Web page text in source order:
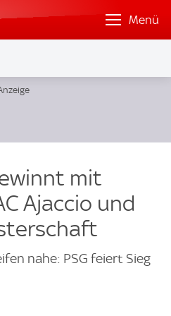
Menü
mit
Ajaccio und
nahe: PSG feiert Sieg